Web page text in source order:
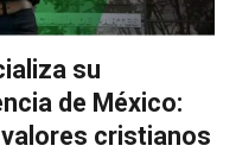
su
de México:
cristianos